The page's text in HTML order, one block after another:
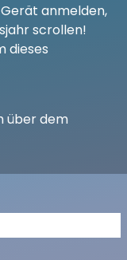
anmelden,
scrollen!
dieses
über dem